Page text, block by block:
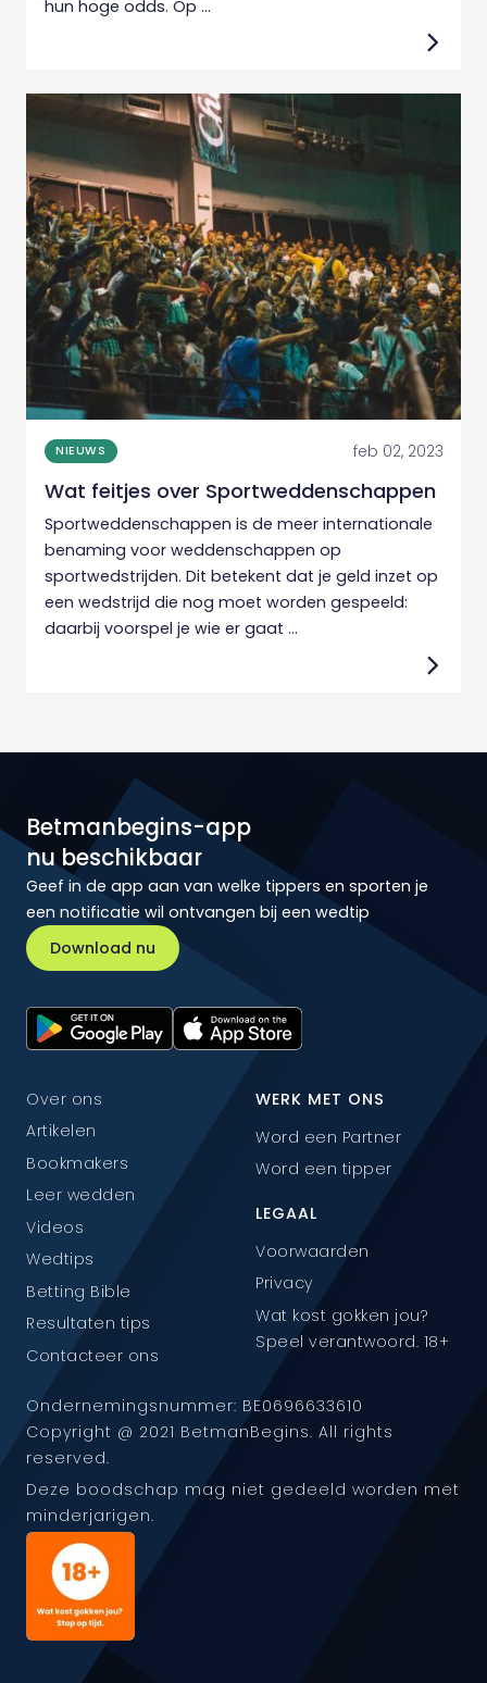
hun hoge odds. Op ...
NIEUWS feb 02, 2023
Wat feitjes over Sportweddenschappen
Sportweddenschappen is de meer internationale
benaming voor weddenschappen op
sportwedstrijden. Dit betekent dat je geld inzet op
een wedstrijd die nog moet worden gespeeld:
daarbij voorspel je wie er gaat ...
Betmanbegins-app
nu beschikbaar
Geef in de app aan van welke tippers en sporten je
een notificatie wil ontvangen bij een wedtip
Download nu
Over ons
Artikelen
Bookmakers
Leer wedden
Videos
Wedtips
Betting Bible
Resultaten tips
Contacteer ons
WERK MET ONS
Word een Partner
Word een tipper
LEGAAL
Voorwaarden
Privacy
Wat kost gokken jou?
Speel verantwoord. 18+
Ondernemingsnummer: BE0696633610
Copyright @ 2021 BetmanBegins. All rights
reserved.
Deze boodschap mag niet gedeeld worden met
minderjarigen.